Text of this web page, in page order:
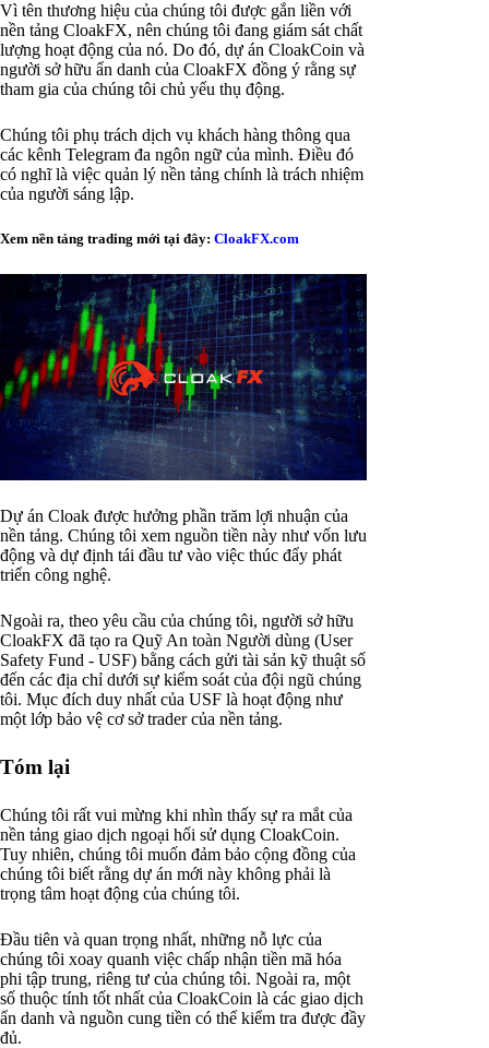
Vì tên thương hiệu của chúng tôi được gắn liền với
nền tảng CloakFX, nên chúng tôi đang giám sát chất
lượng hoạt động của nó. Do đó, dự án CloakCoin và
người sở hữu ẩn danh của CloakFX đồng ý rằng sự
tham gia của chúng tôi chủ yếu thụ động.
Chúng tôi phụ trách dịch vụ khách hàng thông qua
các kênh Telegram đa ngôn ngữ của mình. Điều đó
có nghĩ là việc quản lý nền tảng chính là trách nhiệm
của người sáng lập.
Xem nền tảng trading mới tại đây: CloakFX.com
Dự án Cloak được hưởng phần trăm lợi nhuận của
nền tảng. Chúng tôi xem nguồn tiền này như vốn lưu
động và dự định tái đầu tư vào việc thúc đẩy phát
triển công nghệ.
Ngoài ra, theo yêu cầu của chúng tôi, người sở hữu
CloakFX đã tạo ra Quỹ An toàn Người dùng (User
Safety Fund - USF) bằng cách gửi tài sản kỹ thuật số
đến các địa chỉ dưới sự kiểm soát của đội ngũ chúng
tôi. Mục đích duy nhất của USF là hoạt động như
một lớp bảo vệ cơ sở trader của nền tảng.
Tóm lại
Chúng tôi rất vui mừng khi nhìn thấy sự ra mắt của
nền tảng giao dịch ngoại hối sử dụng CloakCoin.
Tuy nhiên, chúng tôi muốn đảm bảo cộng đồng của
chúng tôi biết rằng dự án mới này không phải là
trọng tâm hoạt động của chúng tôi.
Đầu tiên và quan trọng nhất, những nỗ lực của
chúng tôi xoay quanh việc chấp nhận tiền mã hóa
phi tập trung, riêng tư của chúng tôi. Ngoài ra, một
số thuộc tính tốt nhất của CloakCoin là các giao dịch
ẩn danh và nguồn cung tiền có thể kiểm tra được đầy
đủ.